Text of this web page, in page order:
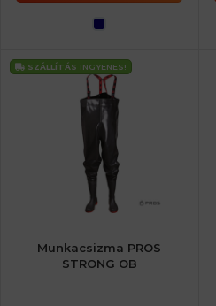
SZÁLLÍTÁS INGYENES!
Munkacsizma PROS
STRONG OB